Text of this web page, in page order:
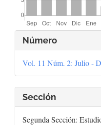
Detalles
del
artículo
Número
Vol. 11 Núm. 2: Julio -
Sección
Segunda Sección: